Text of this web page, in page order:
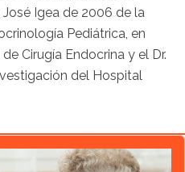
Igea de 2006 de la
Pediátrica, en
Cirugía Endocrina y el Dr.
del Hospital